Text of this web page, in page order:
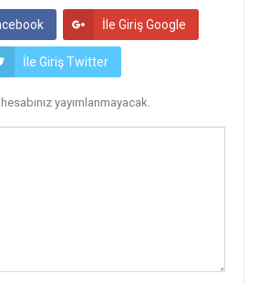
İle Giriş Google
İle Giriş Twitter
yayımlanmayacak.